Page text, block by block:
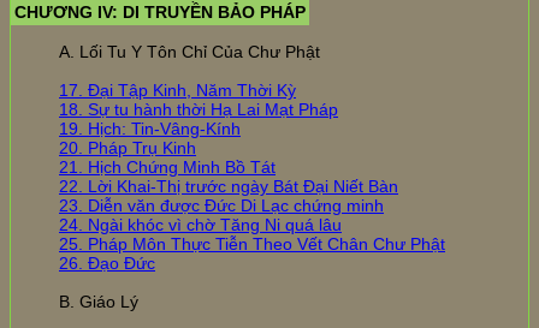
CHƯƠNG IV: DI TRUYỀN BẢO PHÁP
A. Lối Tu Y Tôn Chỉ Của Chư Phật
17. Đại Tập Kinh, Năm Thời Kỳ
18. Sự tu hành thời Hạ Lai Mạt Pháp
19. Hịch: Tin-Vâng-Kính
20. Pháp Trụ Kinh
21. Hịch Chứng Minh Bồ Tát
22. Lời Khai-Thị trước ngày Bát Đại Niết Bàn
23. Diễn văn được Đức Di Lạc chứng minh
24. Ngài khóc vì chờ Tăng Ni quá lâu
25. Pháp Môn Thực Tiễn Theo Vết Chân Chư Phật
26. Đạo Đức
B. Giáo Lý